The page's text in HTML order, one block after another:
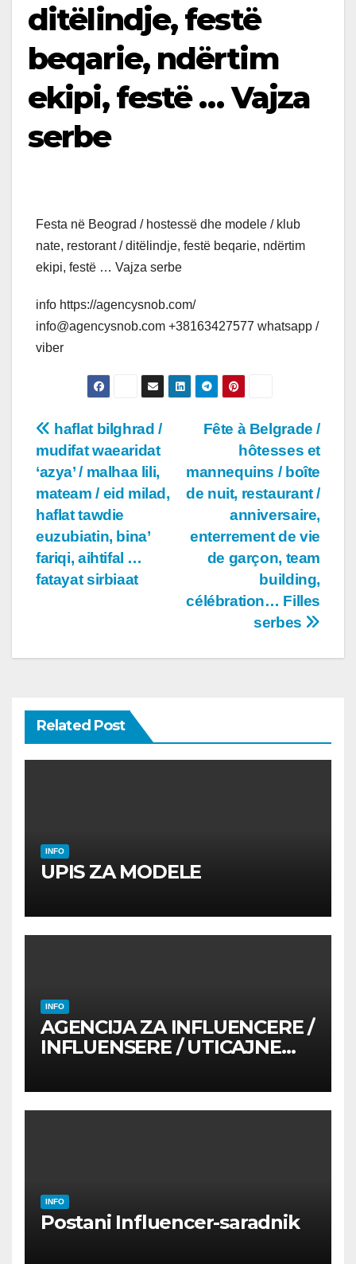
ditëlindje, festë
beqarie, ndërtim
ekipi, festë … Vajza
serbe
Festa në Beograd / hostessë dhe modele / klub
nate, restorant / ditëlindje, festë beqarie, ndërtim
ekipi, festë … Vajza serbe
info https://agencysnob.com/
info@agencysnob.com +38163427577 whatsapp /
viber
Post
navigation
Fête à Belgrade /
hôtesses et
mannequins / boîte
de nuit, restaurant /
anniversaire,
enterrement de vie
de garçon, team
building,
célébration… Filles
serbes
haflat bilghrad /
mudifat waearidat
‘azya’ / malhaa lili,
mateam / eid milad,
haflat tawdie
euzubiatin, bina’
fariqi, aihtifal …
fatayat sirbiaat
Related Post
INFO
UPIS ZA MODELE
INFO
AGENCIJA ZA INFLUENCERE /
INFLUENSERE / UTICAJNE
INFO
Postani Influencer-saradnik